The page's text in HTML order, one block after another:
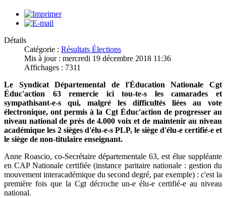
Détails
Catégorie : Résultats Élections
Mis à jour : mercredi 19 décembre 2018 11:36
Affichages : 7311
Le Syndicat Départemental de l'Éducation Nationale Cgt
Éduc'action 63 remercie ici tou-te-s les camarades et
sympathisant-e-s qui, malgré les difficultés liées au vote
électronique, ont permis à la Cgt Éduc'action de progresser au
niveau national de près de 4.000 voix et de maintenir au niveau
académique les 2 sièges d'élu-e-s PLP, le siège d'élu-e certifié-e et
le siège de non-titulaire enseignant.
Anne Roascio, co-Secrétaire départementale 63, est élue suppléante
en CAP Nationale certifiée (instance paritaire nationale : gestion du
mouvement interacadémique du second degré, par exemple) : c'est la
première fois que la Cgt décroche un-e élu-e certifié-e au niveau
national.